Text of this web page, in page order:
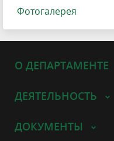
Фотогалерея
О ДЕПАРТАМЕНТЕ
ДЕЯТЕЛЬНОСТЬ
ДОКУМЕНТЫ